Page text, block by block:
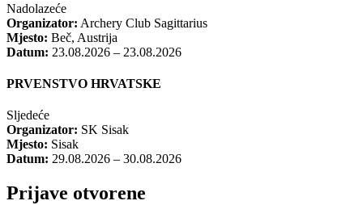
Nadolazeće
Organizator: Archery Club Sagittarius
Mjesto: Beč, Austrija
Datum: 23.08.2026 – 23.08.2026
PRVENSTVO HRVATSKE
Sljedeće
Organizator: SK Sisak
Mjesto: Sisak
Datum: 29.08.2026 – 30.08.2026
Prijave otvorene